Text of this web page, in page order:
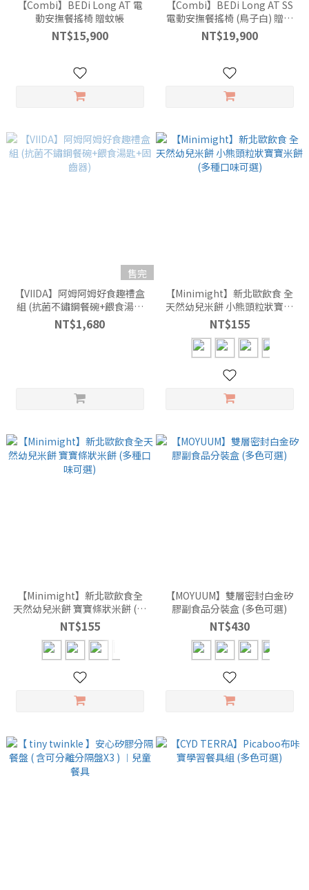
【Combi】BEDi Long AT 電
動安撫餐搖椅 贈蚊帳
NT$15,900
【Combi】BEDi Long AT SS
電動安撫餐搖椅 (鳥子白) 贈蚊
帳
NT$19,900
售完
【VIIDA】阿姆阿姆好食趣禮盒
組 (抗菌不鏽鋼餐碗+餵食湯匙
+固齒器)
NT$1,680
【Minimight】新北歐飲食 全
天然幼兒米餅 小熊頭粒狀寶寶
米餅 (多種口味可選)
NT$155
【Minimight】新北歐飲食全
天然幼兒米餅 寶寶條狀米餅 (多
種口味可選)
NT$155
【MOYUUM】雙層密封白金矽
膠副食品分裝盒 (多色可選)
NT$430